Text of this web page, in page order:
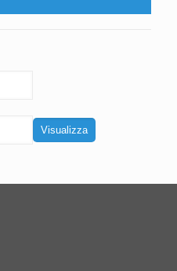
Visualizza